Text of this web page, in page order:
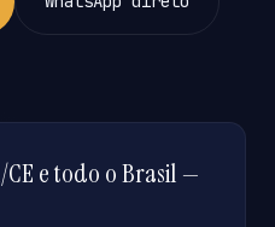
e todo o Brasil —